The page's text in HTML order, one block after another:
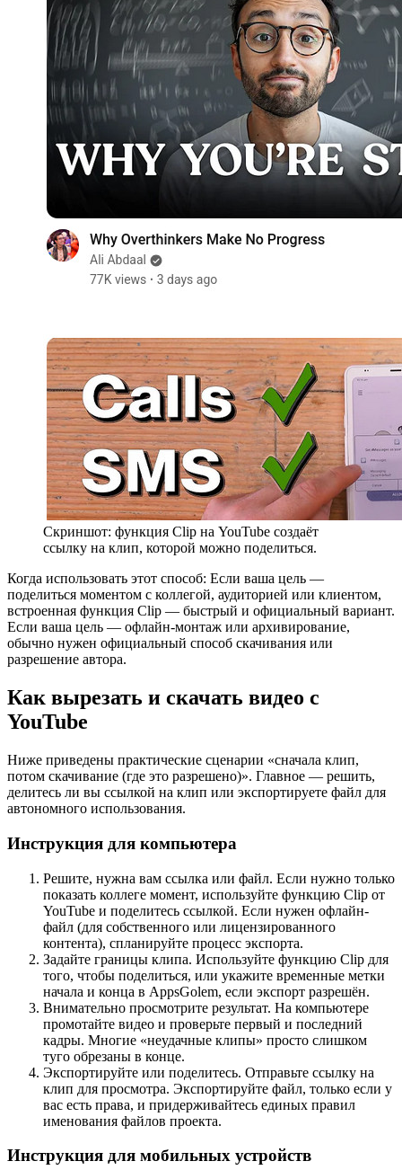
Скриншот: функция Clip на YouTube создаёт
ссылку на клип, которой можно поделиться.
Когда использовать этот способ: Если ваша цель —
поделиться моментом с коллегой, аудиторией или клиентом,
встроенная функция Clip — быстрый и официальный вариант.
Если ваша цель — офлайн-монтаж или архивирование,
обычно нужен официальный способ скачивания или
разрешение автора.
Как вырезать и скачать видео с
YouTube
Ниже приведены практические сценарии «сначала клип,
потом скачивание (где это разрешено)». Главное — решить,
делитесь ли вы ссылкой на клип или экспортируете файл для
автономного использования.
Инструкция для компьютера
Решите, нужна вам ссылка или файл. Если нужно только
показать коллеге момент, используйте функцию Clip от
YouTube и поделитесь ссылкой. Если нужен офлайн-
файл (для собственного или лицензированного
контента), спланируйте процесс экспорта.
Задайте границы клипа. Используйте функцию Clip для
того, чтобы поделиться, или укажите временные метки
начала и конца в AppsGolem, если экспорт разрешён.
Внимательно просмотрите результат. На компьютере
промотайте видео и проверьте первый и последний
кадры. Многие «неудачные клипы» просто слишком
туго обрезаны в конце.
Экспортируйте или поделитесь. Отправьте ссылку на
клип для просмотра. Экспортируйте файл, только если у
вас есть права, и придерживайтесь единых правил
именования файлов проекта.
Инструкция для мобильных устройств